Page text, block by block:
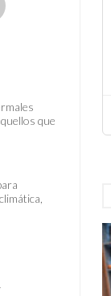
que